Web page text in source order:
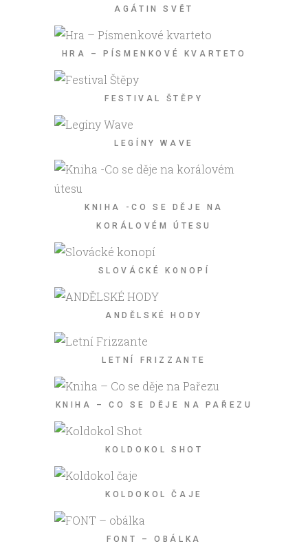
AGÁTIN SVĚT
HRA – PÍSMENKOVÉ KVARTETO
FESTIVAL ŠTĚPY
LEGÍNY WAVE
KNIHA -CO SE DĚJE NA
KORÁLOVÉM ÚTESU
SLOVÁCKÉ KONOPÍ
ANDĚLSKÉ HODY
LETNÍ FRIZZANTE
KNIHA – CO SE DĚJE NA PAŘEZU
KOLDOKOL SHOT
KOLDOKOL ČAJE
FONT – OBÁLKA